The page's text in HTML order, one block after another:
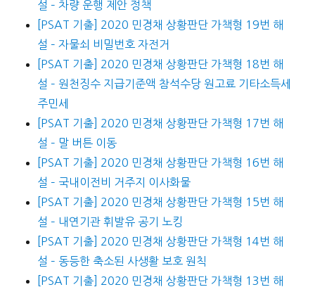
설 – 차량 운행 제안 정책
[PSAT 기출] 2020 민경채 상황판단 가책형 19번 해
설 – 자물쇠 비밀번호 자전거
[PSAT 기출] 2020 민경채 상황판단 가책형 18번 해
설 – 원천징수 지급기준액 참석수당 원고료 기타소득세
주민세
[PSAT 기출] 2020 민경채 상황판단 가책형 17번 해
설 – 말 버튼 이동
[PSAT 기출] 2020 민경채 상황판단 가책형 16번 해
설 – 국내이전비 거주지 이사화물
[PSAT 기출] 2020 민경채 상황판단 가책형 15번 해
설 – 내연기관 휘발유 공기 노킹
[PSAT 기출] 2020 민경채 상황판단 가책형 14번 해
설 – 동등한 축소된 사생활 보호 원칙
[PSAT 기출] 2020 민경채 상황판단 가책형 13번 해